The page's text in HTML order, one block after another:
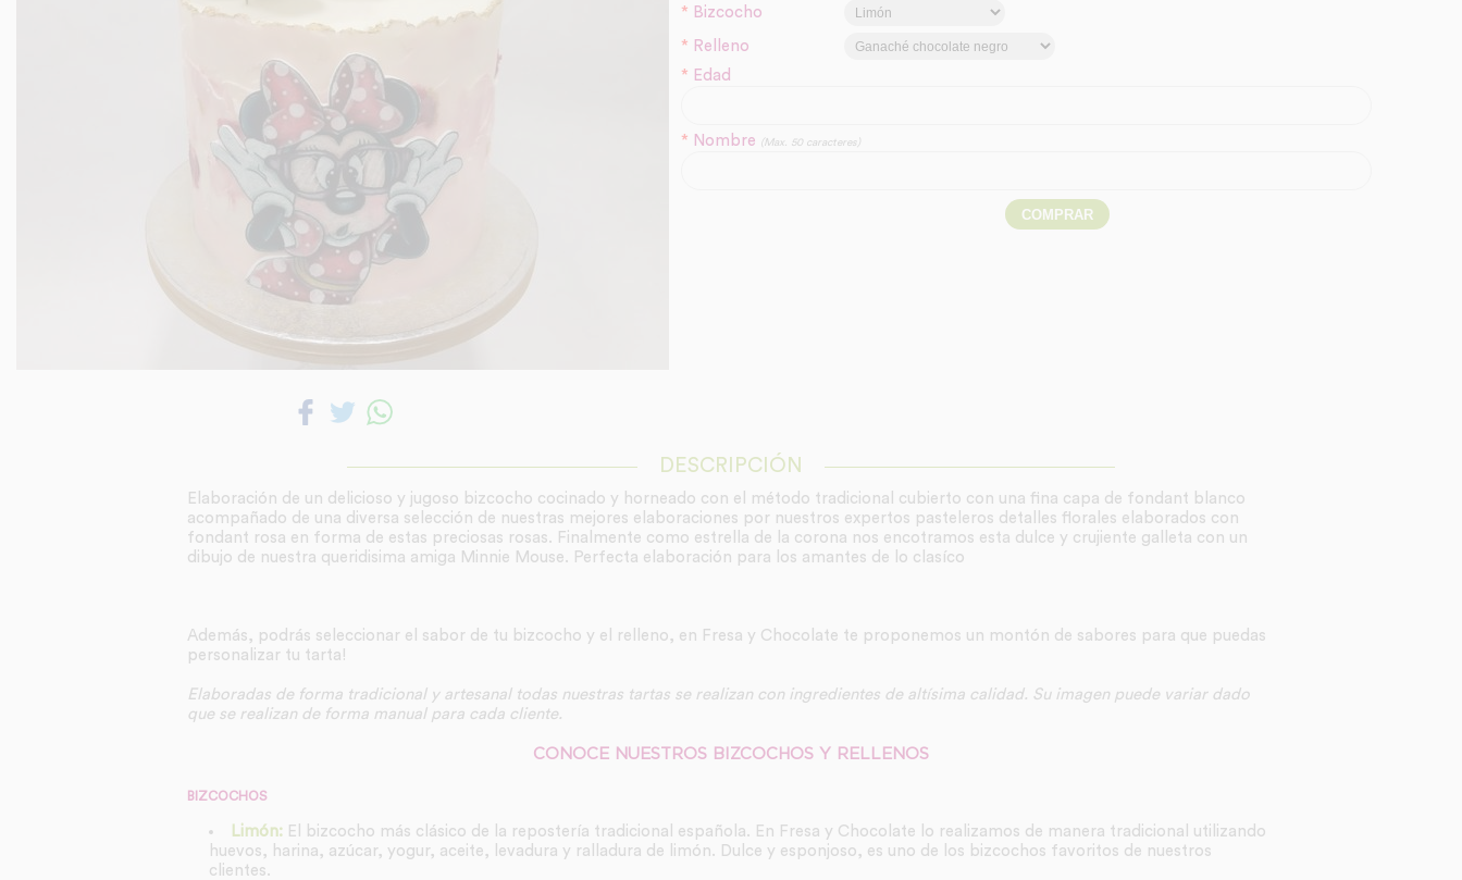
* Bizcocho
* Relleno
* Edad
* Nombre (Max. 50 caracteres)
DESCRIPCIÓN
Elaboración de un delicioso y jugoso bizcocho cocinado y horneado con el método tradicional cubierto con una fina capa de fondant blanco
acompañado de una diversa selección de nuestras mejores elaboraciones por nuestros expertos pasteleros detalles florales elaborados con
fondant rosa en forma de estas preciosas rosas. Finalmente como estrella de la corona nos encotramos esta dulce y crujiente galleta con un
dibujo de nuestra queridisima amiga Minnie Mouse. Perfecta elaboración para los amantes de lo clasíco
Además, podrás seleccionar el sabor de tu bizcocho y el relleno, en Fresa y Chocolate te proponemos un montón de sabores para que puedas
personalizar tu tarta!
Elaboradas de forma tradicional y artesanal todas nuestras tartas se realizan con ingredientes de altísima calidad. Su imagen puede variar dado
que se realizan de forma manual para cada cliente.
CONOCE NUESTROS BIZCOCHOS Y RELLENOS
BIZCOCHOS
Limón: El bizcocho más clásico de la repostería tradicional española. En Fresa y Chocolate lo realizamos de manera tradicional utilizando
huevos, harina, azúcar, yogur, aceite, levadura y ralladura de limón. Dulce y esponjoso, es uno de los bizcochos favoritos de nuestros
clientes.